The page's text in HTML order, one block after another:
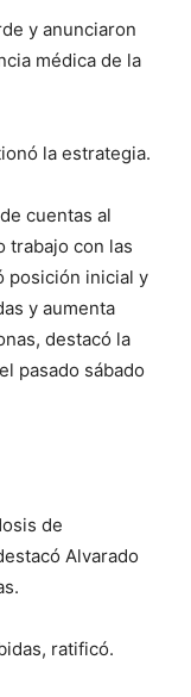
y anunciaron
médica de la
la estrategia.
cuentas al
trabajo con las
posición inicial y
y aumenta
destacó la
pasado sábado
de
Alvarado
ratificó.